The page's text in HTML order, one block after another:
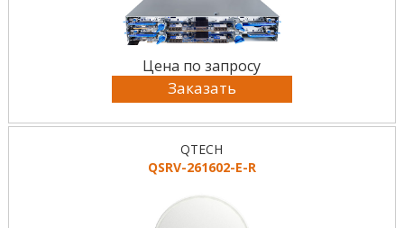
Цена по запросу
Заказать
QTECH
QSRV-261602-E-R